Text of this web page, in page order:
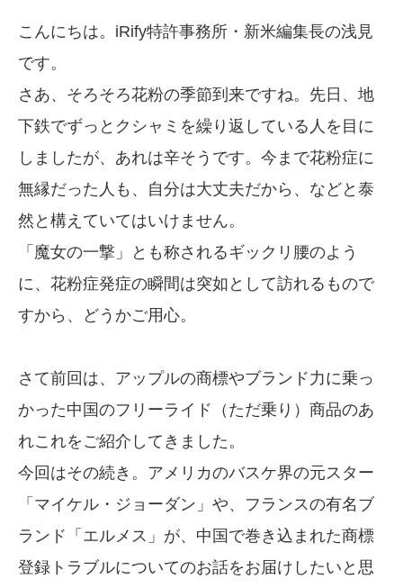
こんにちは。iRify特許事務所・新米編集長の浅見
です。
さあ、そろそろ花粉の季節到来ですね。先日、地
下鉄でずっとクシャミを繰り返している人を目に
しましたが、あれは辛そうです。今まで花粉症に
無縁だった人も、自分は大丈夫だから、などと泰
然と構えていてはいけません。
「魔女の一撃」とも称されるギックリ腰のよう
に、花粉症発症の瞬間は突如として訪れるもので
すから、どうかご用心。
さて前回は、アップルの商標やブランド力に乗っ
かった中国のフリーライド（ただ乗り）商品のあ
れこれをご紹介してきました。
今回はその続き。アメリカのバスケ界の元スター
「マイケル・ジョーダン」や、フランスの有名ブ
ランド「エルメス」が、中国で巻き込まれた商標
登録トラブルについてのお話をお届けしたいと思